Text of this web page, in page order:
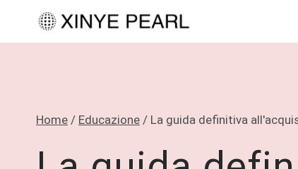
Home / Educazione / La guida definitiva